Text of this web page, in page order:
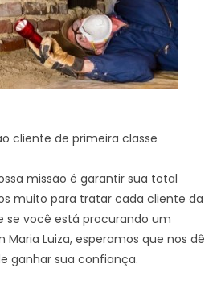
cliente de primeira classe
missão é garantir sua total
muito para tratar cada cliente da
se você está procurando um
Luiza, esperamos que nos dê
ganhar sua confiança.